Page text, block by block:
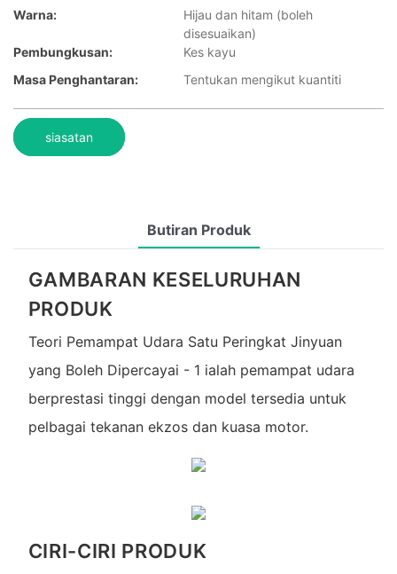
Warna:
Hijau dan hitam (boleh
disesuaikan)
Pembungkusan:
Kes kayu
Masa Penghantaran:
Tentukan mengikut kuantiti
siasatan
Butiran Produk
GAMBARAN KESELURUHAN
PRODUK
Teori Pemampat Udara Satu Peringkat Jinyuan
yang Boleh Dipercayai - 1 ialah pemampat udara
berprestasi tinggi dengan model tersedia untuk
pelbagai tekanan ekzos dan kuasa motor.
CIRI-CIRI PRODUK